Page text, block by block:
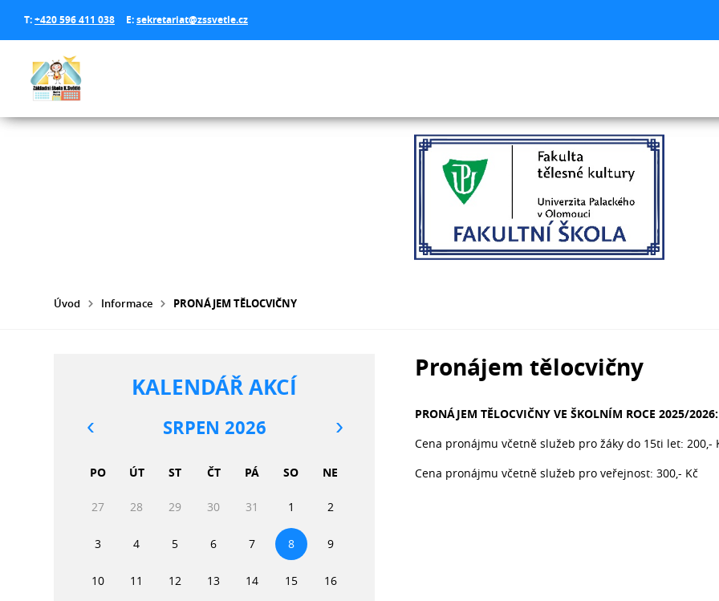
T:+420 596 411 038 E:sekretariat@zssvetle.cz
Úvod Informace PRONÁJEM TĚLOCVIČNY
Pronájem tělocvičny
PRONÁJEM TĚLOCVIČNY VE ŠKOLNÍM ROCE 2025/2026:
Cena pronájmu včetně služeb pro žáky do 15ti let: 200,-
Cena pronájmu včetně služeb pro veřejnost: 300,- Kč
KALENDÁŘ AKCÍ
SRPEN 2026
PO ÚT ST ČT PÁ SO NE
27 28 29 30 31 1 2
3 4 5 6 7 8 9
10 11 12 13 14 15 16